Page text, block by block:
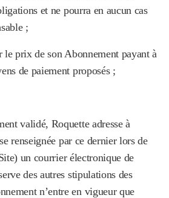
et ne pourra en aucun cas
;
le prix de son Abonnement payant à
de paiement proposés ;
validé, Roquette adresse à
renseignée par ce dernier lors de
un courrier électronique de
des autres stipulations des
n’entre en vigueur que